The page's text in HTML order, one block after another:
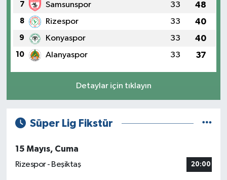
7 Samsunspor 33 48
8 Rizespor 33 40
9 Konyaspor 33 40
10 Alanyaspor 33 37
Detaylar için tıklayın
Süper Lig Fikstür
15 Mayıs, Cuma
Rizespor - Beşiktaş
20:00